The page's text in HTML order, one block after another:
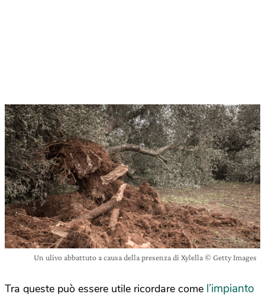
Un ulivo abbattuto a causa della presenza di Xylella © Getty Images
Tra queste può essere utile ricordare come l’impianto